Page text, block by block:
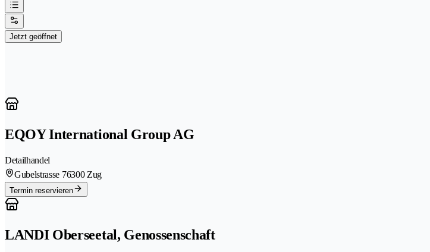
Jetzt geöffnet
EQOY International Group AG
Detailhandel
Gubelstrasse 76300 Zug
Termin reservieren
LANDI Oberseetal, Genossenschaft